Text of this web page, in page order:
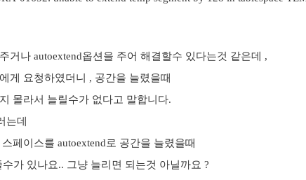
거나 autoextend옵션을 주어 해결할수 있다는것 같은데 ,
게 요청하였더니 , 공간을 늘렸을때
몰라서 늘릴수가 없다고 말합니다.
는데
페이스를 autoextend로 공간을 늘렸을때
가 있나요.. 그냥 늘리면 되는것 아닐까요 ?